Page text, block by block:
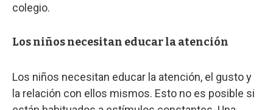
colegio.
Los niños necesitan educar la atención
Los niños necesitan educar la atención, el gusto y
la relación con ellos mismos. Esto no es posible si